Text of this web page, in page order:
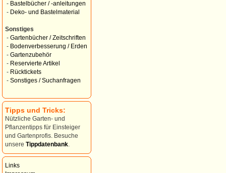
- Bastelbücher / -anleitungen
- Deko- und Bastelmaterial
Sonstiges
- Gartenbücher / Zeitschriften
- Bodenverbesserung / Erden
- Gartenzubehör
- Reservierte Artikel
- Rücktickets
- Sonstiges / Suchanfragen
Tipps und Tricks:
Nützliche Garten- und
Pflanzentipps für Einsteiger
und Gartenprofis. Besuche
unsere Tippdatenbank
Links